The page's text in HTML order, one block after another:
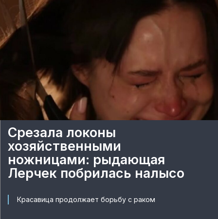
Срезала локоны
хозяйственными
ножницами: рыдающая
Лерчек побрилась налысо
Красавица продолжает борьбу с раком